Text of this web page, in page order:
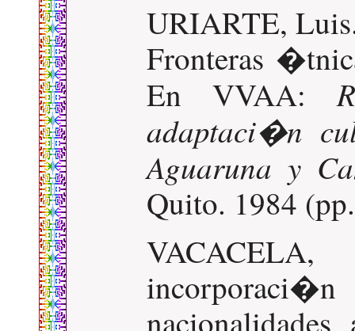
URIARTE,
Fronteras
En VVAA:
adaptaci�n
Aguaruna y
Quito. 1984